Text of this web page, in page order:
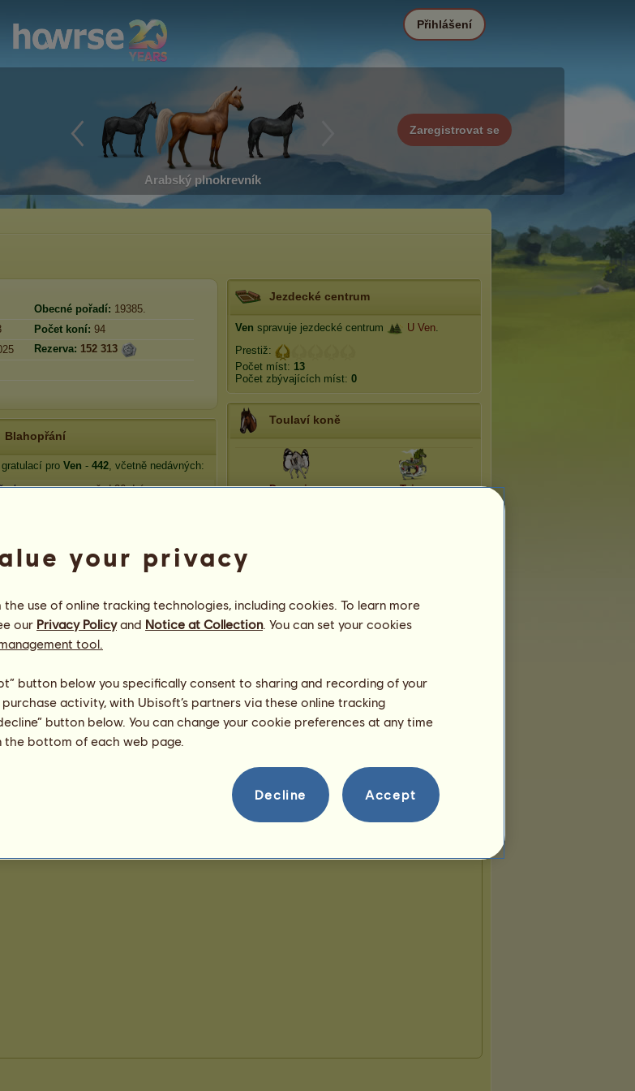
Arabský plnokrevník
Zaregistrovat se
Přihlášení
Obecné pořadí: 19385.
Počet koní: 94
Rezerva: 152 313
Blahopřání
pro Ven - 442, včetně nedávných:
před 26 dní
před 247 dní
Jezdecké centrum
Ven spravuje jezdecké centrum U Ven.
Prestiž:
Počet míst: 13
Počet zbývajících míst: 0
Toulaví koně
Dynamine Tajga
your privacy
use of online tracking technologies, including cookies. To learn more
our Privacy Policyand Notice at Collection. You can set your cookies
tool.
button below you specifically consent to sharing and recording of your
activity, with Ubisoft’s partners via these online tracking
button below. You can change your cookie preferences at any time
the bottom of each web page.
Decline Accept